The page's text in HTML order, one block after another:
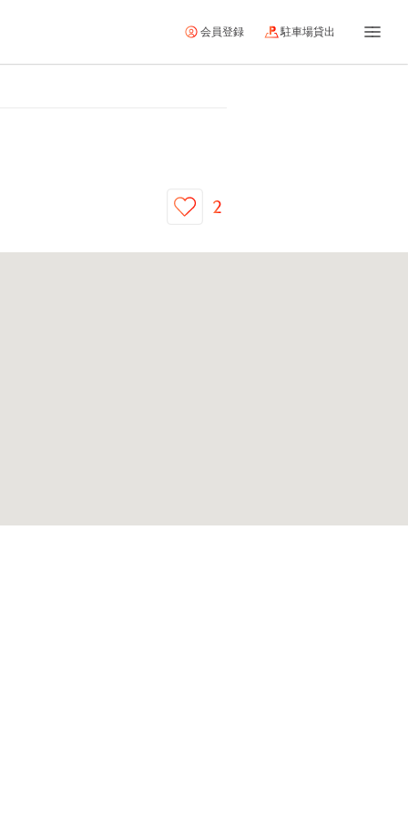
会員登録 駐車場貸出
2